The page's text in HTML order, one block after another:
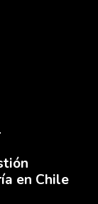
en Chile